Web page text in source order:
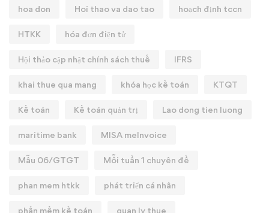
hoa don Hoi thao va dao tao hoạch định tccn
HTKK hóa đơn điện tử
Hội thảo cập nhật chính sách thuế IFRS
khai thue qua mang khóa học kế toán KTQT
Kế toán Kế toán quản trị Lao dong tien luong
maritime bank MISA meInvoice
Mẫu 06/GTGT Mỗi tuần 1 chuyên đề
phan mem htkk phát triển cá nhân
phần mềm kế toán quan ly thue